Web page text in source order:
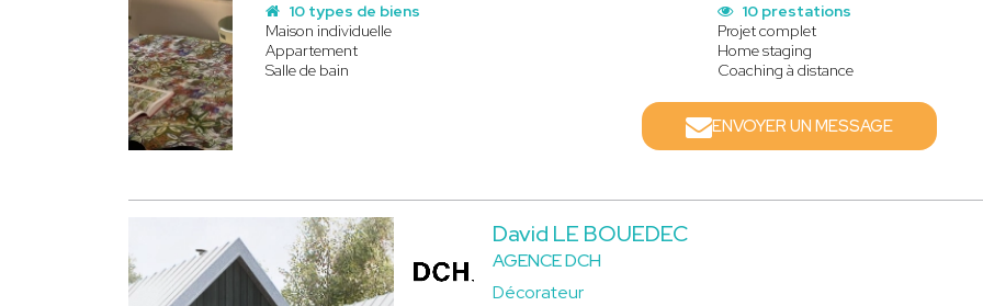
10 types de biens
Maison individuelle
Appartement
Salle de bain
10 prestations
Projet complet
Home staging
Coaching à distance
ENVOYER UN MESSAGE
David LE BOUEDEC
AGENCE DCH
Décorateur